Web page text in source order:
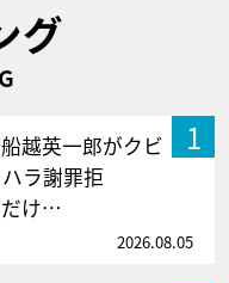
グ
1
越英一郎がクビ
ラ謝罪拒
だけ…
2026.08.05